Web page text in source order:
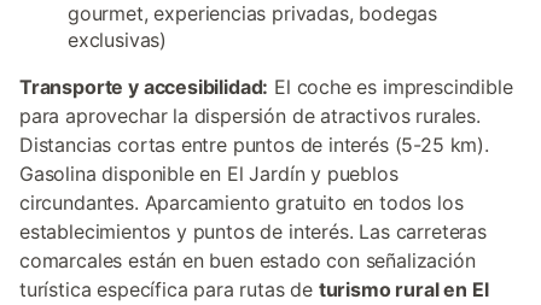
gourmet, experiencias privadas, bodegas
exclusivas)
Transporte y accesibilidad: El coche es imprescindible
para aprovechar la dispersión de atractivos rurales.
Distancias cortas entre puntos de interés (5-25 km).
Gasolina disponible en El Jardín y pueblos
circundantes. Aparcamiento gratuito en todos los
establecimientos y puntos de interés. Las carreteras
comarcales están en buen estado con señalización
turística específica para rutas de turismo rural en El